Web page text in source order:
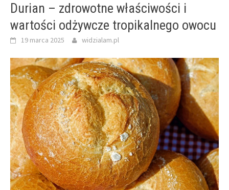
Durian – zdrowotne właściwości i
wartości odżywcze tropikalnego owocu
19 marca 2025 widzialam.pl